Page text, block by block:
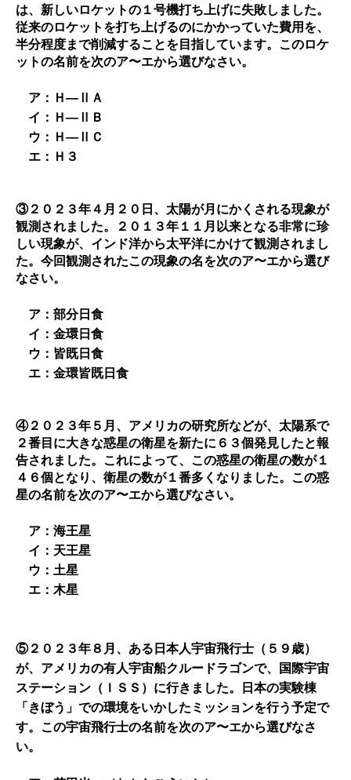
は、新しいロケットの１号機打ち上げに失敗しました。
従来のロケットを打ち上げるのにかかっていた費用を、
半分程度まで削減することを目指しています。このロケ
ットの名前を次のア〜エから選びなさい。
ア：Ｈ―ⅡＡ
イ：Ｈ―ⅡＢ
ウ：Ｈ―ⅡＣ
エ：Ｈ３
③２０２３年４月２０日、太陽が月にかくされる現象が
観測されました。２０１３年１１月以来となる非常に珍
しい現象が、インド洋から太平洋にかけて観測されまし
た。今回観測されたこの現象の名を次のア〜エから選び
なさい。
ア：部分日食
イ：金環日食
ウ：皆既日食
エ：金環皆既日食
④２０２３年５月、アメリカの研究所などが、太陽系で
２番目に大きな惑星の衛星を新たに６３個発見したと報
告されました。これによって、この惑星の衛星の数が１
４６個となり、衛星の数が１番多くなりました。この惑
星の名前を次のア〜エから選びなさい。
ア：海王星
イ：天王星
ウ：土星
エ：木星
⑤２０２３年８月、ある日本人宇宙飛行士（５９歳）
が、アメリカの有人宇宙船クルードラゴンで、国際宇宙
ステーション（ＩＳＳ）に行きました。日本の実験棟
「きぼう」での環境をいかしたミッションを行う予定で
す。この宇宙飛行士の名前を次のア〜エから選びなさ
い。